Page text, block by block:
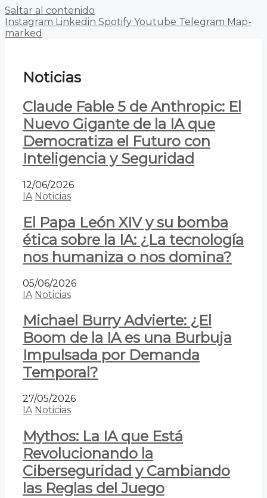
Saltar al contenido
Instagram Linkedin Spotify Youtube Telegram Map-
marked
Noticias
Claude Fable 5 de Anthropic: El
Nuevo Gigante de la IA que
Democratiza el Futuro con
Inteligencia y Seguridad
12/06/2026
IA Noticias
El Papa León XIV y su bomba
ética sobre la IA: ¿La tecnología
nos humaniza o nos domina?
05/06/2026
IA Noticias
Michael Burry Advierte: ¿El
Boom de la IA es una Burbuja
Impulsada por Demanda
Temporal?
27/05/2026
IA Noticias
Mythos: La IA que Está
Revolucionando la
Ciberseguridad y Cambiando
las Reglas del Juego